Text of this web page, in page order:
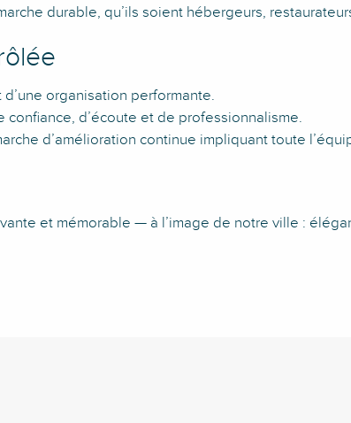
durable, qu’ils soient hébergeurs,
organisation performante.
d’écoute et de professionnalisme.
d’amélioration continue impliquant toute
et mémorable — à l’image de notre ville :